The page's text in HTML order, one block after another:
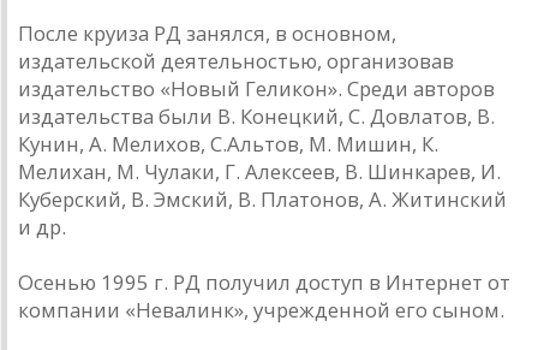
После круиза РД занялся, в основном,
издательской деятельностью, организовав
издательство «Новый Геликон». Среди авторов
издательства были В. Конецкий, С. Довлатов, В.
Кунин, А. Мелихов, С.Альтов, М. Мишин, К.
Мелихан, М. Чулаки, Г. Алексеев, В. Шинкарев, И.
Куберский, В. Эмский, В. Платонов, А. Житинский
и др.
Осенью 1995 г. РД получил доступ в Интернет от
компании «Невалинк», учрежденной его сыном.